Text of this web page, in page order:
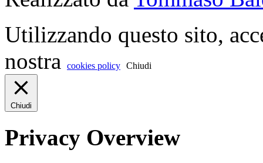
Utilizzando questo sito,
nostra
cookies policy Chiudi
Chiudi
Privacy Overview